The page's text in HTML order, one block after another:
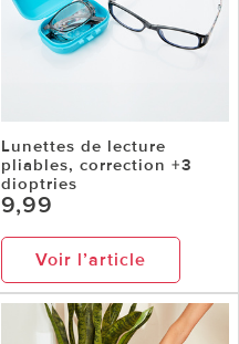
Lunettes de lecture
pliables, correction +3
dioptries
9,99
Voir l’article